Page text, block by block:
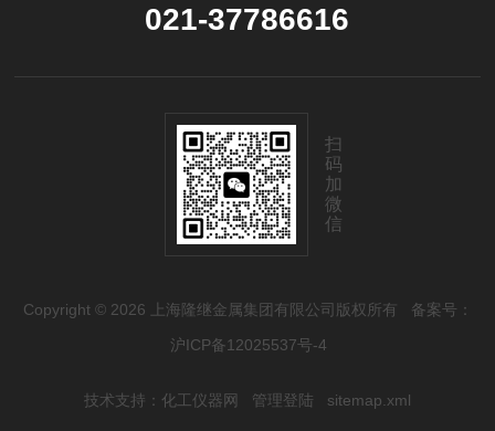
021-37786616
扫
码
加
微
信
Copyright © 2026 上海隆继金属集团有限公司版权所有 备案号：
沪ICP备12025537号-4
技术支持： 化工仪器网 管理登陆 sitemap.xml